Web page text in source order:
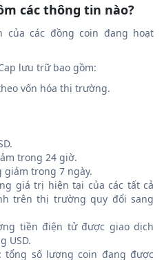
các thông tin nào?
các đồng coin đang hoạt
lưu trữ bao gồm:
vốn hóa thị trường.
trong 24 giờ.
giảm trong 7 ngày.
giá trị hiện tại của các tất cả
trên thị trường quy đổi sang
tiền điện tử được giao dịch
USD.
tổng số lượng coin đang được